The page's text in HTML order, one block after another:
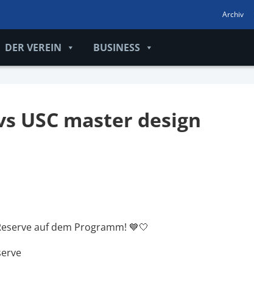
Archiv
DER VEREIN BUSINESS
USC master design
auf dem Programm! 💙🤍